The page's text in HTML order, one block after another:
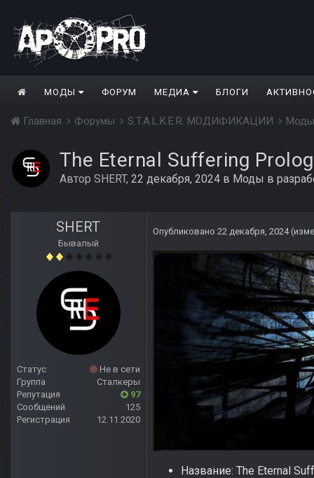
МОДЫ ФОРУМ МЕДИА БЛОГИ
Главная Форумы S.T.A.L.K.E.R. МОДИФИКАЦИИ Моды
The Eternal Suffering
Автор SHERT, 22 декабря, 2024 в Моды в
SHERT
Бывалый
Статус
Не в сети
Группа
Сталкеры
Репутация
97
Сообщений
125
Регистрация
12.11.2020
Опубликовано 22 декабря, 2024
Название: The Eternal